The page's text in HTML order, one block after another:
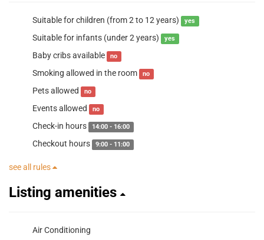
Suitable for children (from 2 to 12 years) yes
Suitable for infants (under 2 years) yes
Baby cribs available no
Smoking allowed in the room no
Pets allowed no
Events allowed no
Check-in hours 14:00 - 16:00
Checkout hours 9:00 - 11:00
see all rules
Listing amenities
Air Conditioning